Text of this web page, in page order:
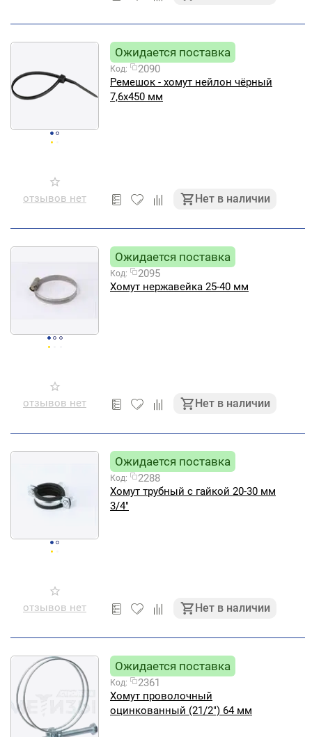
отзывов нет
Ожидается поставка
Код:
2090
Ремешок - хомут нейлон чёрный
7,6х450 мм
Нет в наличии
отзывов нет
Ожидается поставка
Код:
2095
Хомут нержавейка 25-40 мм
Нет в наличии
отзывов нет
Ожидается поставка
Код:
2288
Хомут трубный с гайкой 20-30 мм
3/4"
Нет в наличии
Ожидается поставка
Код:
2361
Хомут проволочный
оцинкованный (21/2") 64 мм